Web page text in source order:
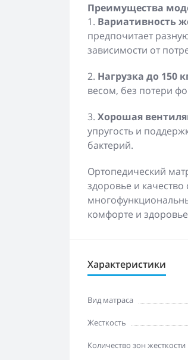
Преимущества
1. Вариативность
предпочитает
зависимости от
2. Нагрузка до 150
весом, без потери
3. Хорошая
упругость и
бактерий.
Ортопедический
здоровье и
комфорте и
Характеристики
Вид матраса
Жесткость
Количество зон жесткости